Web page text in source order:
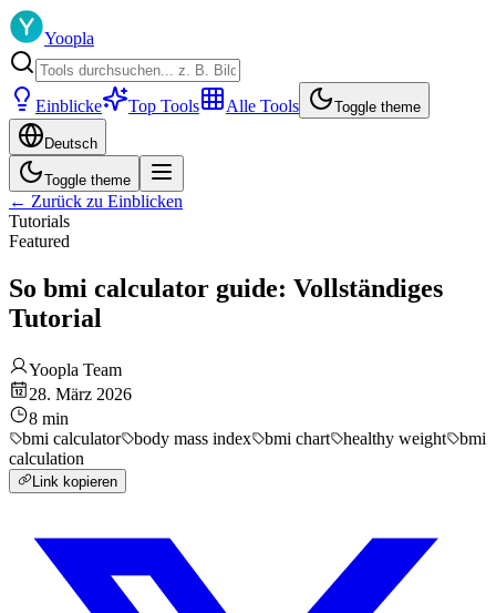
Yoopla
Einblicke Top Tools Alle Tools Toggle theme
Deutsch
Toggle theme
← Zurück zu Einblicken
Tutorials
Featured
So bmi calculator guide: Vollständiges
Tutorial
Yoopla Team
28. März 2026
8 min
bmi calculator
body mass index bmi chart healthy weight
bmi
calculation
Link kopieren